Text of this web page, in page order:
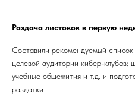
Раздача листовок в первую
Составили рекомендуемый
целевой аудитории кибер-клубов:
учебные общежития и т.д. и
раздатки